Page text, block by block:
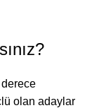
olan adaylar